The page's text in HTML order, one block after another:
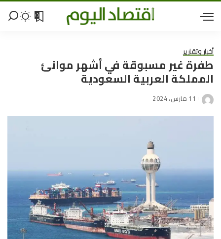
0
أخبار وتقارير
طفرة غير مسبوقة في أشهر موانئ
المملكة العربية السعودية
11 مارس، 2024